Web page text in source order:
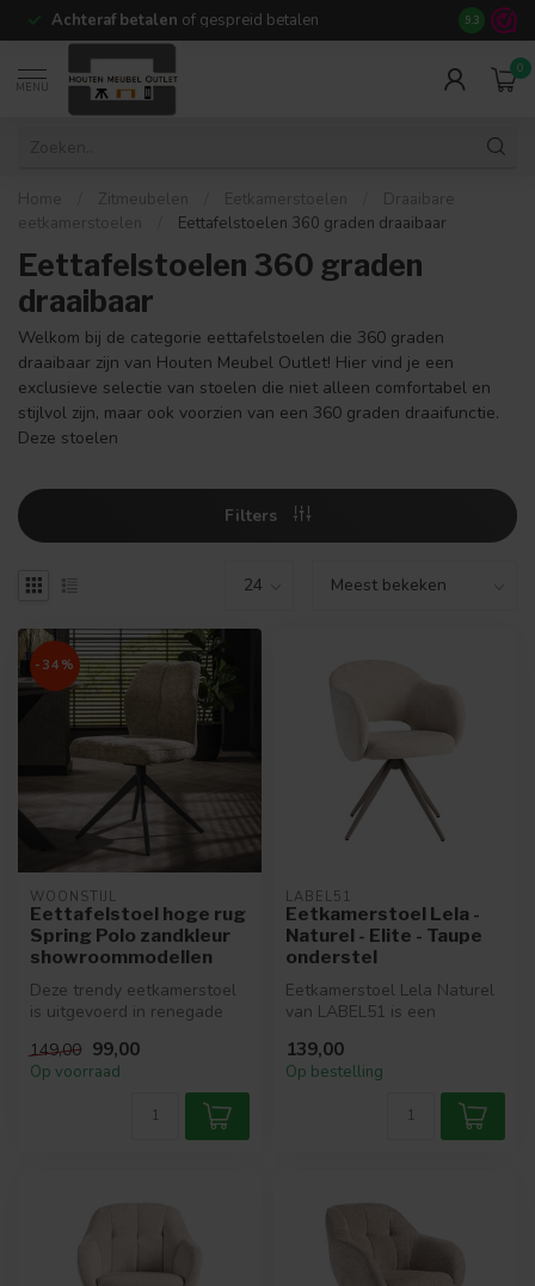
Achteraf betalen of gespreid betalen 14 dagen
9.3
MENU
0
Home Zitmeubelen Eetkamerstoelen
Draaibare
eetkamerstoelen
Eettafelstoelen 360 graden draaibaar
Eettafelstoelen 360 graden
draaibaar
Welkom bij de categorie eettafelstoelen die 360 graden
draaibaar zijn van Houten Meubel Outlet! Hier vind je een
exclusieve selectie van stoelen die niet alleen comfortabel en
stijlvol zijn, maar ook voorzien van een 360 graden draaifunctie.
Deze stoelen
Filters
-34%
WOONSTIJL
Eettafelstoel hoge rug
Spring Polo zandkleur
showroommodellen
Deze trendy eetkamerstoel
is uitgevoerd in renegade
draaifr...
149,00 99,00
Op voorraad
LABEL51
Eetkamerstoel Lela -
Naturel - Elite - Taupe
onderstel
Eetkamerstoel Lela Naturel
van LABEL51 is een
zachte ...
139,00
Op bestelling